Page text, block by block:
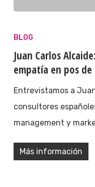
BLOG
Juan Carlos
empatía en pos
Entrevistamos a
consultores
management y
Más información